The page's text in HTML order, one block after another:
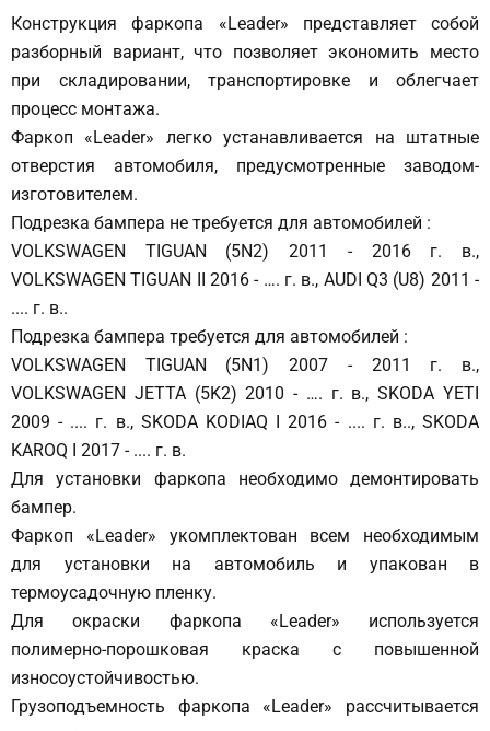
Конструкция фаркопа «Leader» представляет собой
разборный вариант, что позволяет экономить место
при складировании, транспортировке и облегчает
процесс монтажа.
Фаркоп «Leader» легко устанавливается на штатные
отверстия автомобиля, предусмотренные заводом-
изготовителем.
Подрезка бампера не требуется для автомобилей :
VOLKSWAGEN TIGUAN (5N2) 2011 - 2016 г. в.,
VOLKSWAGEN TIGUAN II 2016 - …. г. в., AUDI Q3 (U8) 2011 -
.... г. в..
Подрезка бампера требуется для автомобилей :
VOLKSWAGEN TIGUAN (5N1) 2007 - 2011 г. в.,
VOLKSWAGEN JETTA (5K2) 2010 - …. г. в., SKODA YETI
2009 - .... г. в., SKODA KODIAQ I 2016 - .... г. в.., SKODA
KAROQ I 2017 - .... г. в.
Для установки фаркопа необходимо демонтировать
бампер.
Фаркоп «Leader» укомплектован всем необходимым
для установки на автомобиль и упакован в
термоусадочную пленку.
Для окраски фаркопа «Leader» используется
полимерно-порошковая краска с повышенной
износоустойчивостью.
Грузоподъемность фаркопа «Leader» рассчитывается